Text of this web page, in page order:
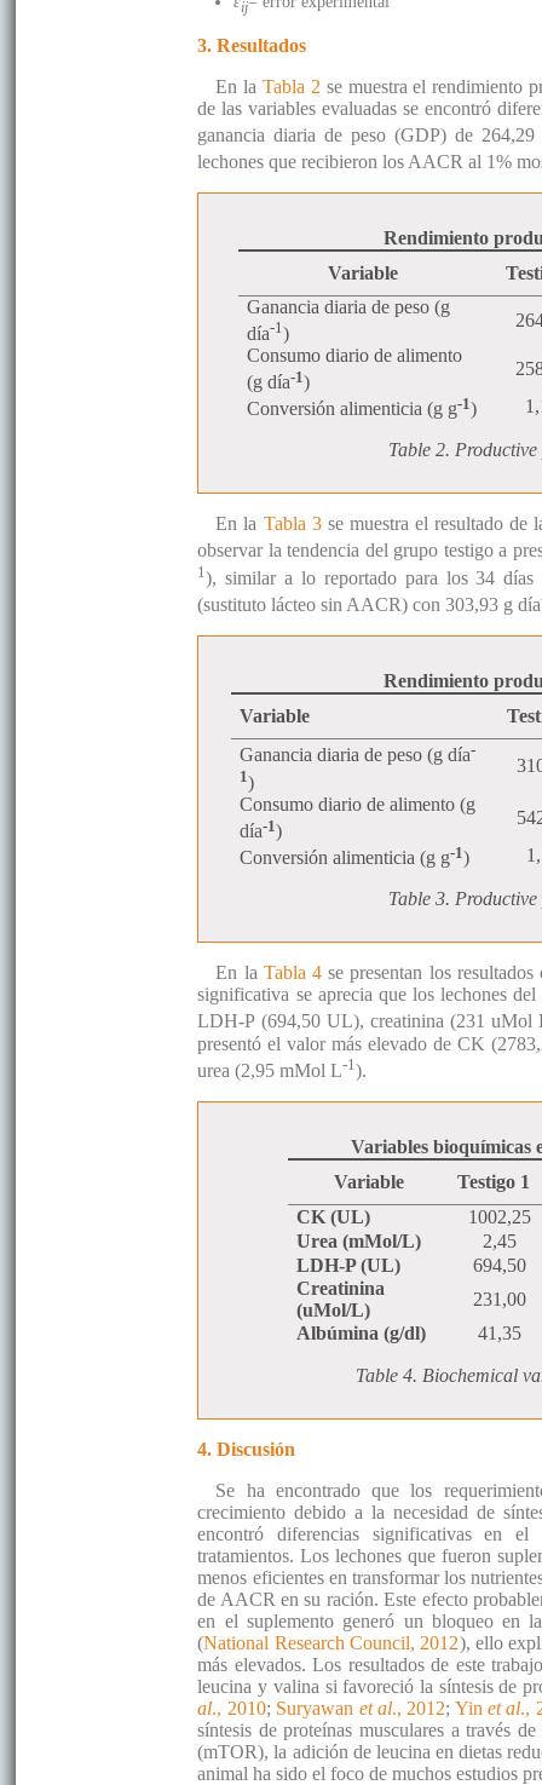
ij
3. Resultados
En laTabla 2 se muestra el rendimiento
de las variables evaluadas se encontró
ganancia diaria de peso (GDP) de
lechones que recibieron los AACR al 1%
Rendimiento
Variable
Ganancia diaria de peso (g
día-1)
Consumo diario de alimento
(g día-1)
Conversión alimenticia (g g-1)
Table 2.
En la Tabla 3se muestra el resultado de
observar la tendencia del grupo testigo a
1), similar a lo reportado para los 34
(sustituto lácteo sin AACR) con 303,93 g día
Rendimiento
Variable
Ganancia diaria de peso (g día-
1)
Consumo diario de alimento (g
día-1)
Conversión alimenticia (g g-1)
Table 3.
En la Tabla 4se presentan los
significativa se aprecia que los lechones
LDH-P (694,50 UL), creatinina (231 uMol
presentó el valor más elevado de CK
urea (2,95 mMol L-1).
Variables bioquímicas
Variable
Testigo 1
CK (UL)
1002,25
Urea (mMol/L)
2,45
LDH-P (UL)
694,50
Creatinina
(uMol/L)
231,00
Albúmina (g/dl)
41,35
Table 4. Biochemical
4. Discusión
Se ha encontrado que los
crecimiento debido a la necesidad de
encontró diferencias significativas en
tratamientos. Los lechones que fueron
menos eficientes en transformar los
de AACR en su ración. Este efecto
en el suplemento generó un bloqueo en
(National Research Council, 2012), ello
más elevados. Los resultados de este
leucina y valina si favoreció la síntesis de
al., 2010; Suryawan et al., 2012; Yin et al.,
síntesis de proteínas musculares a través
(mTOR), la adición de leucina en dietas
animal ha sido el foco de muchos estudios